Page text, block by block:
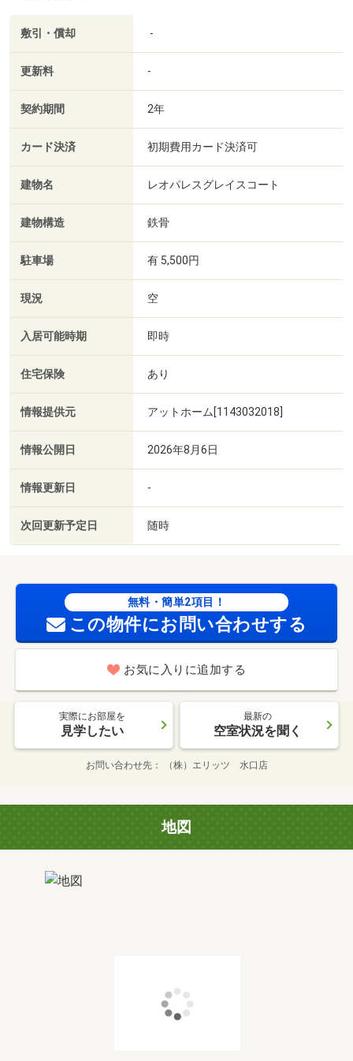
敷引・償却 -
更新料 -
契約期間 2年
カード決済 初期費用カード決済可
建物名 レオパレスグレイスコート
建物構造 鉄骨
駐車場 有 5,500円
現況 空
入居可能時期 即時
住宅保険 あり
情報提供元 アットホーム[1143032018]
情報公開日 2026年8月6日
情報更新日 -
次回更新予定日 随時
無料・簡単2項目！
この物件にお問い合わせする
お気に入りに追加する
実際にお部屋を
見学したい
最新の
空室状況を聞く
お問い合わせ先 （株）エリッツ 水口店
地図